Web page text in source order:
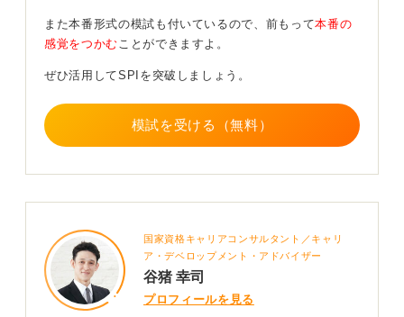
Webテスティングの場合、非言語では電卓の使用が認め
られています。なお、それぞれの問題数については非公
思考や行動に関する質問が出題されますが、回答にあた
っては嘘はいけません。
す。自分の直感を頼りに素直にそのまま答えましょう。
0
また本番形式の模試も付いているので、前もって本番の
感覚をつかむ ことができますよ。
ぜひ活用してSPIを突破しましょう。
模試を受ける（無料）
国家資格キャリアコンサルタント／キャリ
ア・デベロップメント・アドバイザー
谷猪 幸司
プロフィールを見る